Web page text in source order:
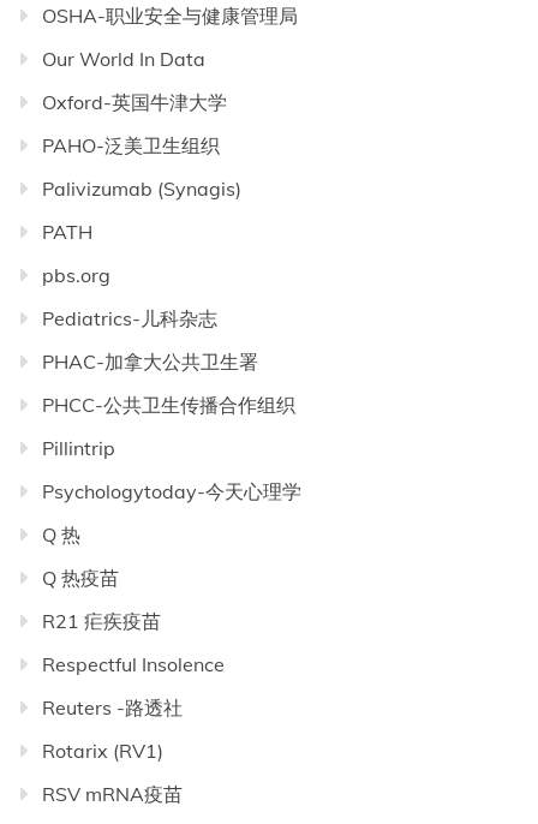
OSHA-职业安全与健康管理局
Our World In Data
Oxford-英国牛津大学
PAHO-泛美卫生组织
Palivizumab (Synagis)
PATH
pbs.org
Pediatrics-儿科杂志
PHAC-加拿大公共卫生署
PHCC-公共卫生传播合作组织
Pillintrip
Psychologytoday-今天心理学
Q 热
Q 热疫苗
R21 疟疾疫苗
Respectful Insolence
Reuters -路透社
Rotarix (RV1)
RSV mRNA疫苗